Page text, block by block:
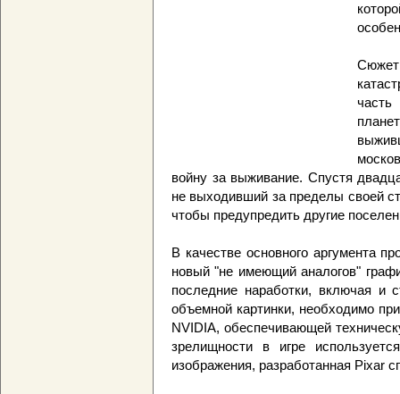
войну за выживание. Спустя
не выходивший за пределы своей
чтобы предупредить другие
В качестве основного аргумента
новый "не имеющий аналогов"
последние наработки, включая и
объемной картинки, необходимо
NVIDIA, обеспечивающей
зрелищности в игре
изображения, разработанная Pixar